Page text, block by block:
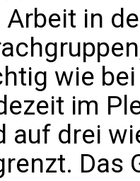
Arbeit in
wie
im
auf drei
Das